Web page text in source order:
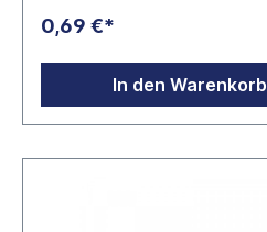
Deutschland , info@inspirion.eu
0,69 €*
In den Warenkorb